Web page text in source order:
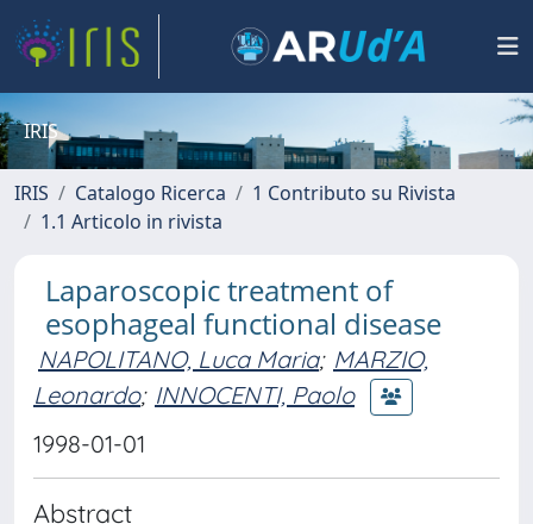
IRIS
IRIS Catalogo Ricerca
1 Contributo su Rivista
1.1 Articolo in rivista
Laparoscopic treatment of
esophageal functional disease
NAPOLITANO, Luca Maria; MARZIO,
Leonardo; INNOCENTI, Paolo
1998-01-01
Abstract